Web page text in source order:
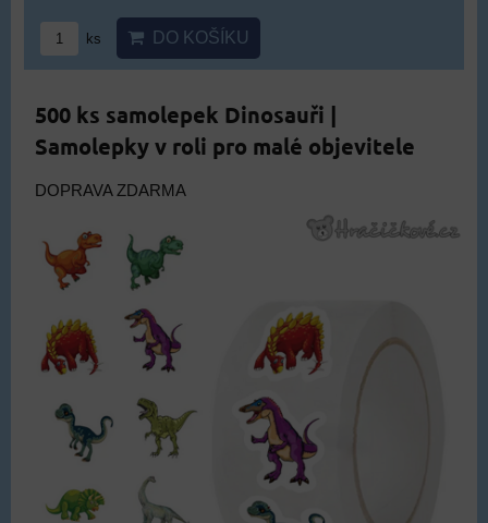
ks DO KOŠÍKU
500 ks samolepek Dinosauři |
Samolepky v roli pro malé objevitele
DOPRAVA ZDARMA